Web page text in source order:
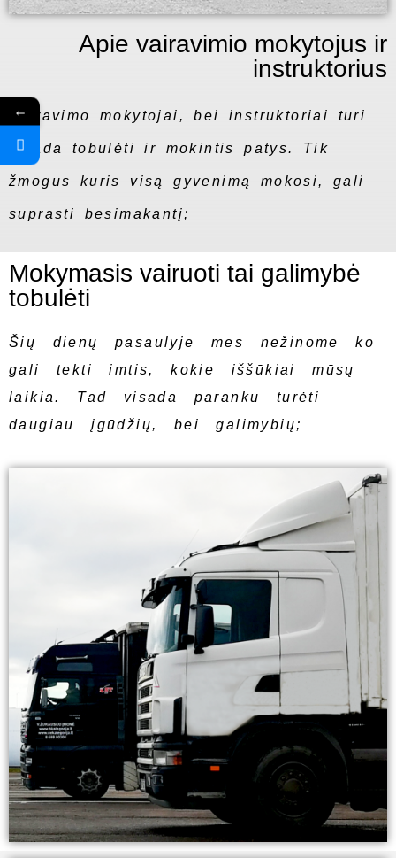
Apie vairavimio mokytojus ir
instruktorius
Vairavimo mokytojai, bei instruktoriai turi
visada tobulėti ir mokintis patys. Tik
žmogus kuris visą gyvenimą mokosi, gali
suprasti besimakantį;
Mokymasis vairuoti tai galimybė
tobulėti
Šių dienų pasaulyje mes nežinome ko
gali tekti imtis, kokie iššūkiai mūsų
laikia. Tad visada paranku turėti
daugiau įgūdžių, bei galimybių;
←